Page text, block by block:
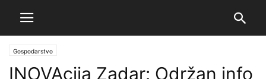
Gospodarstvo
INOVAcija Zadar: Održan info